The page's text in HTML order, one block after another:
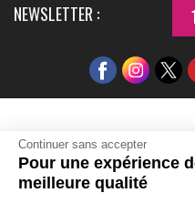
Continuer sans accepter
Pour une expérience
meilleure qualité
NEWSLETTER :
Retour et
Tapis et paillasson